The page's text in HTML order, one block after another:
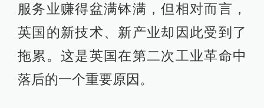
服务业赚得盆满钵满，但相对而言，
英国的新技术、新产业却因此受到了
拖累。这是英国在第二次工业革命中
落后的一个重要原因。